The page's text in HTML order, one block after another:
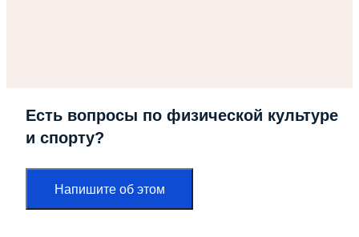
Есть вопросы по физической культуре
и спорту?
Напишите об этом